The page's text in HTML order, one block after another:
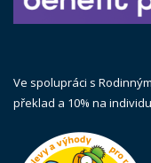
Ve spolupráci s
překlad a 10% na